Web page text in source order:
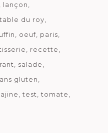
lançon
du roy
oeuf paris
recette
salade
gluten
test
tomate